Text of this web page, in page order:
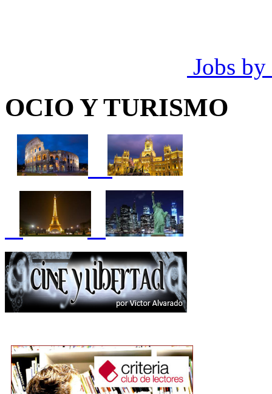
Jobs by
OCIO Y TURISMO